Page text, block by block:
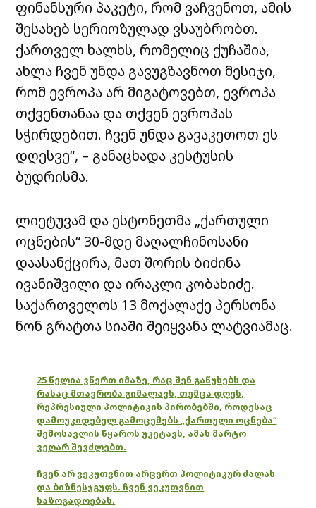
ფინანსური პაკეტი, რომ ვაჩვენოთ, ამის
შესახებ სერიოზულად ვსაუბრობთ.
ქართველ ხალხს, რომელიც ქუჩაშია,
ახლა ჩვენ უნდა გავუგზავნოთ მესიჯი,
რომ ევროპა არ მიგატოვებთ, ევროპა
თქვენთანაა და თქვენ ევროპას
სჭირდებით. ჩვენ უნდა გავაკეთოთ ეს
დღესვე“, – განაცხადა კესტუსის
ბუდრისმა.
ლიეტუვამ და ესტონეთმა „ქართული
ოცნების“ 30-მდე მაღალჩინოსანი
დაასანქცირა, მათ შორის ბიძინა
ივანიშვილი და ირაკლი კობახიძე.
საქართველოს 13 მოქალაქე პერსონა
ნონ გრატთა სიაში შეიყვანა ლატვიამაც.
25 წელია ვწერთ იმაზე, რაც შენ გაწუხებს და
რასაც მთავრობა გიმალავს, თუმცა დღეს,
რეპრესიული პოლიტიკის პირობებში, როდესაც
დამოუკიდებელ გამოცემებს „ქართული ოცნება“
შემოსავლის წყაროს უკეტავს, ამას მარტო
ვეღარ შევძლებთ.
ჩვენ არ ვეკუთვნით არცერთ პოლიტიკურ ძალას
და ბიზნესჯგუფს. ჩვენ ვეკუთვნით
საზოგადოებას.